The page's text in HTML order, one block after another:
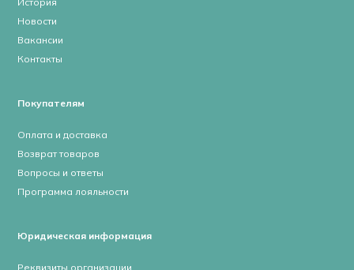
Новости
Вакансии
Контакты
Покупателям
Оплата и доставка
Возврат товаров
Вопросы и ответы
Программа лояльности
Юридическая информация
Реквизиты организации